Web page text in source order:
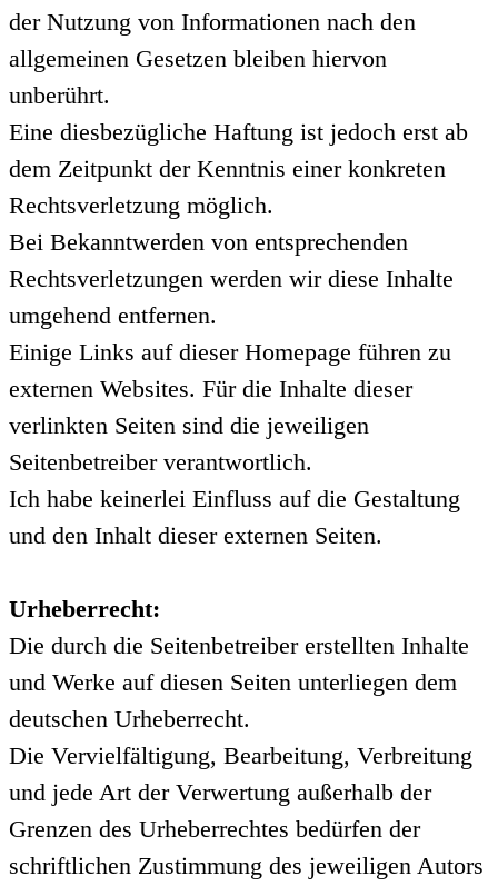
der Nutzung von Informationen nach den
allgemeinen Gesetzen bleiben hiervon
unberührt.
Eine diesbezügliche Haftung ist jedoch erst ab
dem Zeitpunkt der Kenntnis einer konkreten
Rechtsverletzung möglich.
Bei Bekanntwerden von entsprechenden
Rechtsverletzungen werden wir diese Inhalte
umgehend entfernen.
Einige Links auf dieser Homepage führen zu
externen Websites. Für die Inhalte dieser
verlinkten Seiten sind die jeweiligen
Seitenbetreiber verantwortlich.
Ich habe keinerlei Einfluss auf die Gestaltung
und den Inhalt dieser externen Seiten.
Urheberrecht:
Die durch die Seitenbetreiber erstellten Inhalte
und Werke auf diesen Seiten unterliegen dem
deutschen Urheberrecht.
Die Vervielfältigung, Bearbeitung, Verbreitung
und jede Art der Verwertung außerhalb der
Grenzen des Urheberrechtes bedürfen der
schriftlichen Zustimmung des jeweiligen Autors